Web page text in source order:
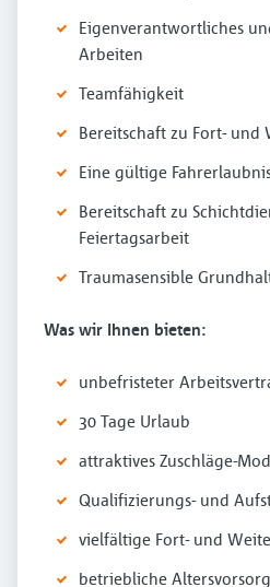
Eigenverantwortliches
Arbeiten
Teamfähigkeit
Bereitschaft zu Fort-
Eine gültige
Bereitschaft zu
Feiertagsarbeit
Traumasensible
Was wir Ihnen bieten:
unbefristeter
30 Tage Urlaub
attraktives Zuschläge-
Qualifizierungs- und
vielfältige Fort- und
betriebliche